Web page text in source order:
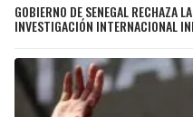
GOBIERNO DE SENEGAL RECHAZA
INVESTIGACIÓN INTERNACIONAL